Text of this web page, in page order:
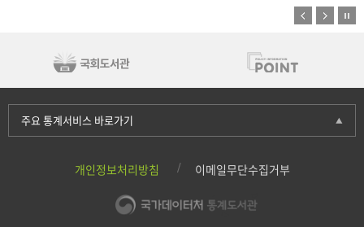
개인정보처리방침 이메일무단수집거부
주요 통계서비스 바로가기